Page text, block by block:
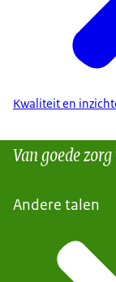
Kwaliteit en
Van goede
Andere talen